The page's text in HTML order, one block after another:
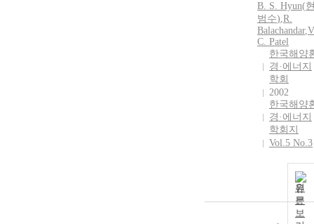
B. S. Hyun(
범수),R.
Balachandar,
C. Patel
한국해양
경·에너지
학회
2002
한국해양
경·에너지
학회지
Vol.5 No.3
원
문
보